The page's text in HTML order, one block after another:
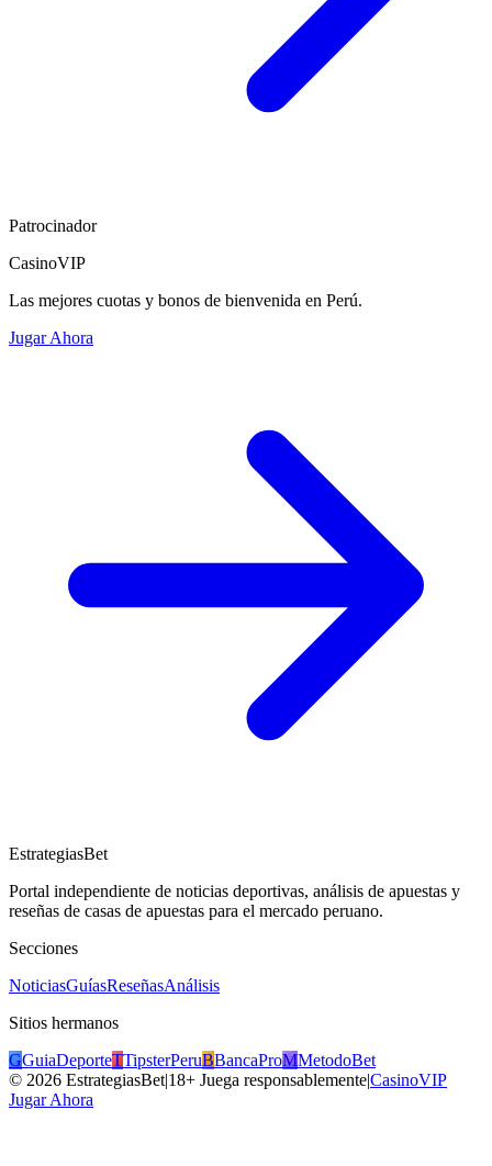
Patrocinador
CasinoVIP
Las mejores cuotas y bonos de bienvenida en Perú.
Jugar Ahora
EstrategiasBet
Portal independiente de noticias deportivas, análisis de apuestas y
reseñas de casas de apuestas para el mercado peruano.
Secciones
NoticiasGuíasReseñasAnálisis
Sitios hermanos
GGuiaDeporteTTipsterPeruBBancaProMMetodoBet
© 2026 EstrategiasBet|18+ Juega responsablemente|CasinoVIP
Jugar Ahora